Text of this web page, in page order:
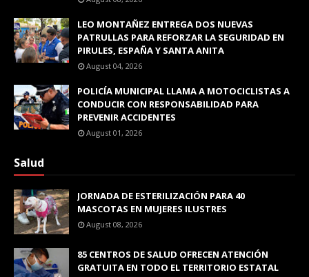
LEO MONTAÑEZ ENTREGA DOS NUEVAS
PATRULLAS PARA REFORZAR LA SEGURIDAD EN
PIRULES, ESPAÑA Y SANTA ANITA
August 04, 2026
POLICÍA MUNICIPAL LLAMA A MOTOCICLISTAS A
CONDUCIR CON RESPONSABILIDAD PARA
PREVENIR ACCIDENTES
August 01, 2026
Salud
JORNADA DE ESTERILIZACIÓN PARA 40
MASCOTAS EN MUJERES ILUSTRES
August 08, 2026
85 CENTROS DE SALUD OFRECEN ATENCIÓN
GRATUITA EN TODO EL TERRITORIO ESTATAL